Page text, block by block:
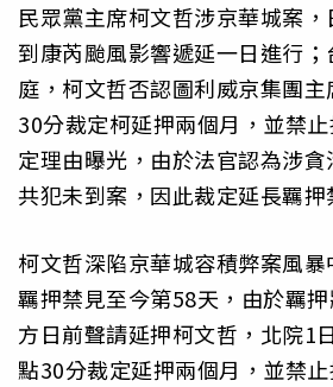
民眾黨主席柯文哲涉京華城案
到康芮颱風影響遞延一日進行
庭，柯文哲否認圖利威京集團
30分裁定柯延押兩個月，並禁
定理由曝光，由於法官認為涉
共犯未到案，因此裁定延長羈押
柯文哲深陷京華城容積弊案風
羈押禁見至今第58天，由於羈
方日前聲請延押柯文哲，北院1
點30分裁定延押兩個月，並禁